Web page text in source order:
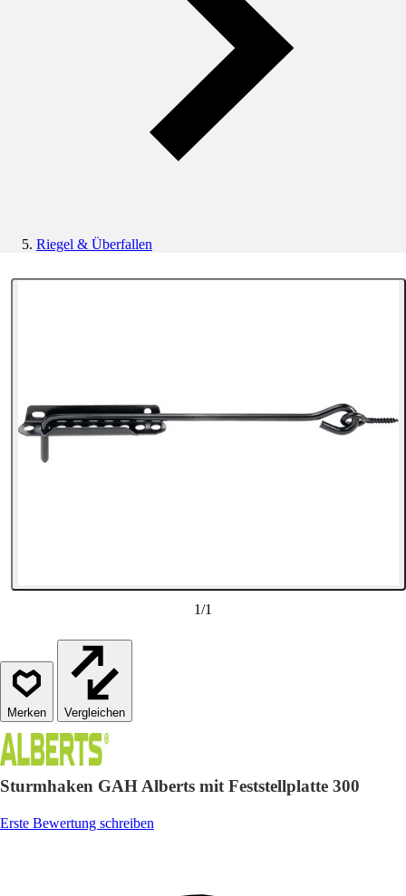
Riegel & Überfallen
1/1
Vergleichen
Sturmhaken GAH Alberts mit Feststellplatte 300
Erste Bewertung schreiben